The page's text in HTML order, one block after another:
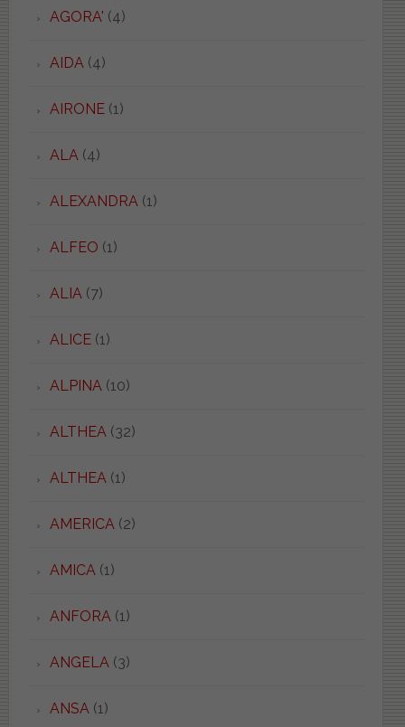
AGORA' (4)
AIDA (4)
AIRONE(1)
ALA (4)
ALEXANDRA (1)
ALFEO (1)
ALIA (7)
ALICE(1)
ALPINA (10)
ALTHEA (32)
ALTHEA (1)
AMERICA (2)
AMICA (1)
ANFORA (1)
ANGELA (3)
ANSA (1)